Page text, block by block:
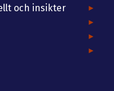
och insikter